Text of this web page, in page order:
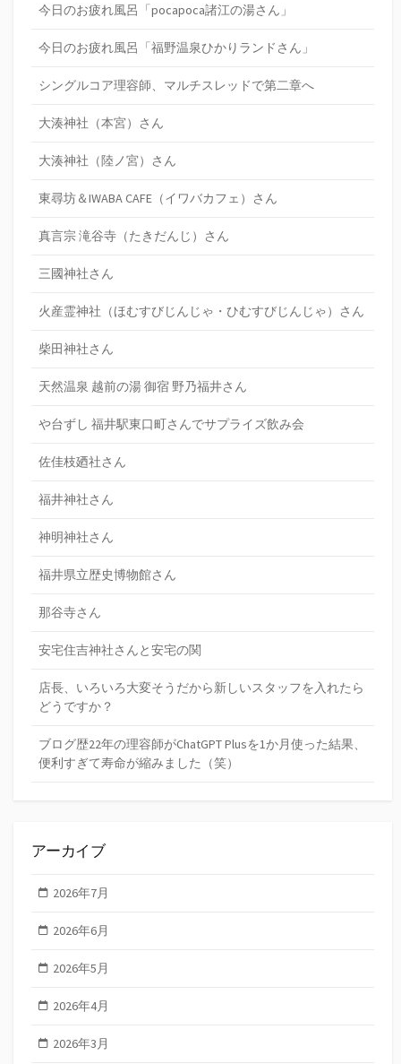
今日のお疲れ風呂「pocapoca諸江の湯さん」
今日のお疲れ風呂「福野温泉ひかりランドさん」
シングルコア理容師、マルチスレッドで第二章へ
大湊神社（本宮）さん
大湊神社（陸ノ宮）さん
東尋坊＆IWABA CAFE（イワバカフェ）さん
真言宗 滝谷寺（たきだんじ）さん
三國神社さん
火産霊神社（ほむすびじんじゃ・ひむすびじんじゃ）さん
柴田神社さん
天然温泉 越前の湯 御宿 野乃福井さん
や台ずし 福井駅東口町さんでサプライズ飲み会
佐佳枝廼社さん
福井神社さん
神明神社さん
福井県立歴史博物館さん
那谷寺さん
安宅住吉神社さんと安宅の関
店長、いろいろ大変そうだから新しいスタッフを入れたら
どうですか？
ブログ歴22年の理容師がChatGPT Plusを1か月使った結果、
便利すぎて寿命が縮みました（笑）
アーカイブ
2026年7月
2026年6月
2026年5月
2026年4月
2026年3月